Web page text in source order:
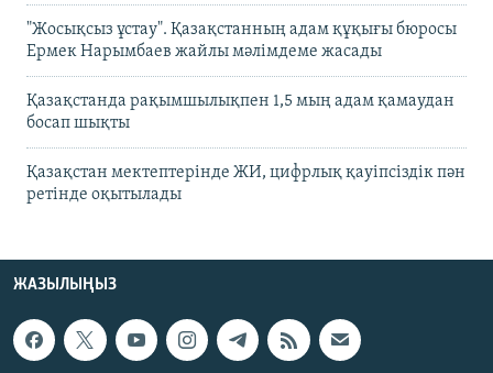
"Жосықсыз ұстау". Қазақстанның адам құқығы бюросы
Ермек Нарымбаев жайлы мәлімдеме жасады
Қазақстанда рақымшылықпен 1,5 мың адам қамаудан
босап шықты
Қазақстан мектептерінде ЖИ, цифрлық қауіпсіздік пән
ретінде оқытылады
ЖАЗЫЛЫҢЫЗ